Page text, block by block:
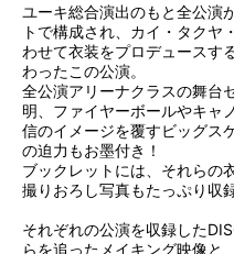
ユーキ総合演出のもと全公演
トで構成され、カイ・タクヤ
わせて衣装をプロデュースす
わったこの公演。
全公演アリーナクラスの舞台
明、ファイヤーボールやキャ
信のイメージを覆すビッグス
の迫力もお墨付き！
ブックレットには、それらの
撮りおろし写真もたっぷり収
それぞれの公演を収録した
らを追ったメイキング映像と